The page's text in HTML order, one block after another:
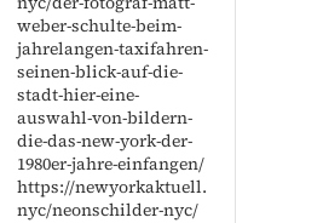
weber-schulte-beim-
jahrelangen-taxifahren-
seinen-blick-auf-die-
stadt-hier-eine-
auswahl-von-bildern-
die-das-new-york-der-
1980er-jahre-einfangen/
https://newyorkaktuell.
nyc/neonschilder-nyc/